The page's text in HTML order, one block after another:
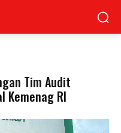
Tim Audit
Kemenag RI